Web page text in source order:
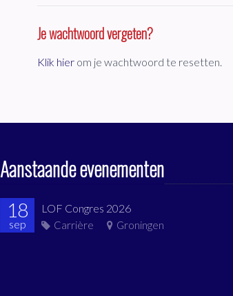
Je wachtwoord vergeten?
Klik hier om je wachtwoord te resetten.
Aanstaande evenementen
18
sep
LOF Congres 2026
Carrière Groningen